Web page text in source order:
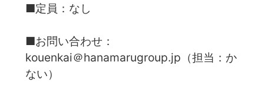
■定員：なし
■お問い合わせ：
kouenkai＠hanamarugroup.jp（担当：か
ない）